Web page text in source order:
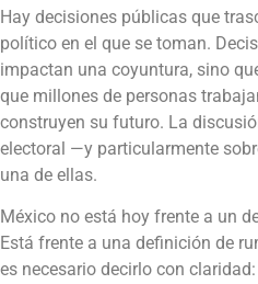
Hay decisiones públicas que
político en el que se toman.
impactan una coyuntura, sino
que millones de personas
construyen su futuro. La
electoral —y particularmente
una de ellas.
México no está hoy frente a un
Está frente a una definición de
es necesario decirlo con